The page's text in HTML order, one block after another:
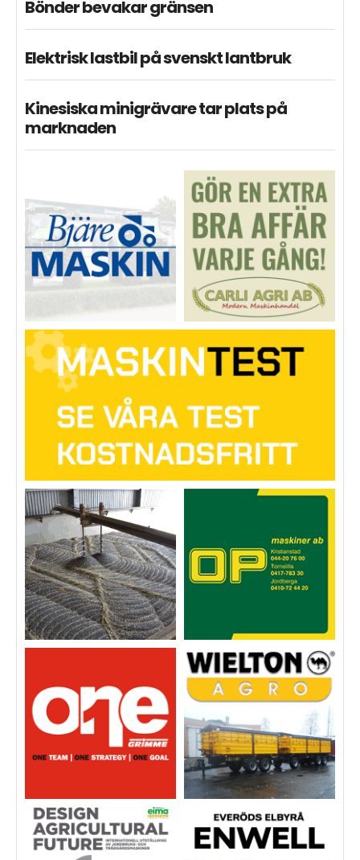
Bönder bevakar gränsen
Elektrisk lastbil på svenskt lantbruk
Kinesiska minigrävare tar plats på
marknaden